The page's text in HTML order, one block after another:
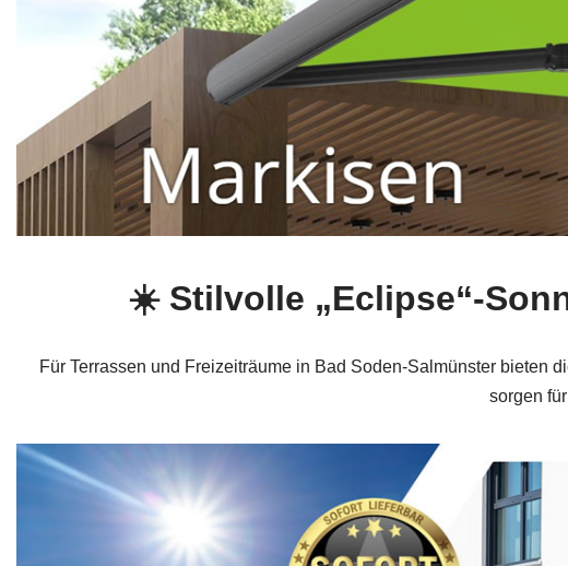
☀️ Stilvolle „Eclipse“-
Für Terrassen und Freizeiträume in Bad Soden-Salmünster bieten
sorgen